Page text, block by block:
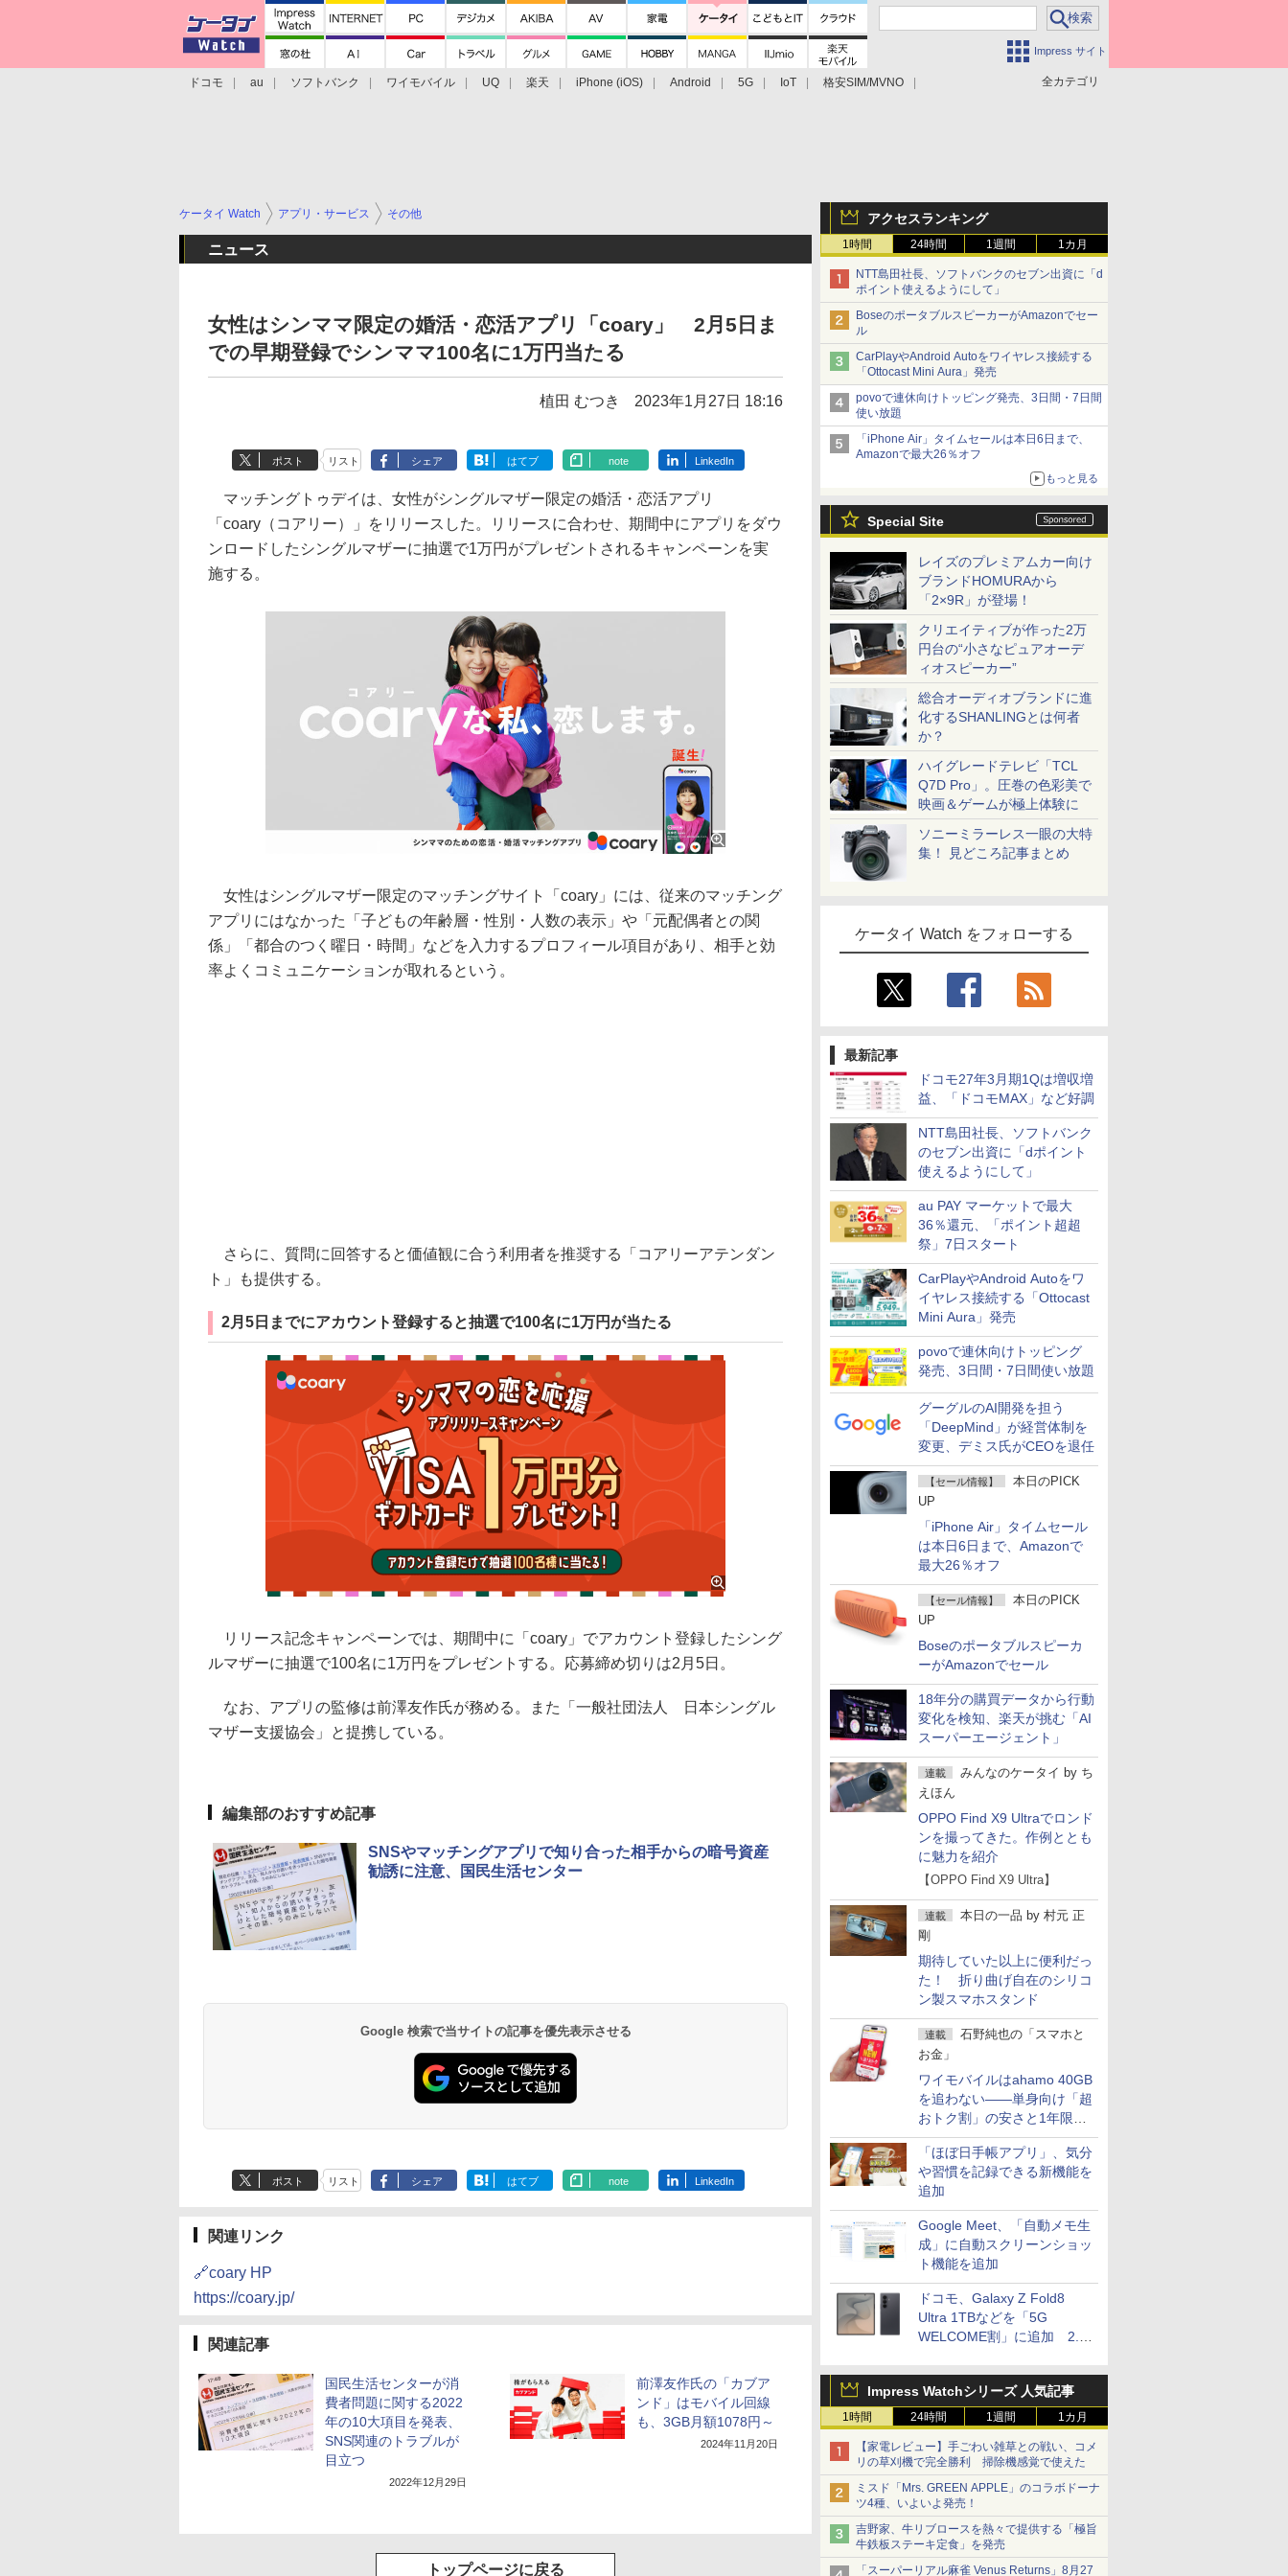
Impress サイト
全カテゴリ
ドコモ au ソフトバンク ワイモバイル UQ 楽天 iPhone (iOS) Android 5G IoT
格安SIM/MVNO
アクセスランキング
1時間 24時間 1週間 1カ月
NTT島田社長、ソフトバンクのセブン出資に「d
ポイント使えるようにして」
BoseのポータブルスピーカーがAmazonでセー
ル
CarPlayやAndroid Autoをワイヤレス接続する
「Ottocast Mini Aura」発売
povoで連休向けトッピング発売、3日間・7日間
使い放題
「iPhone Air」タイムセールは本日6日まで、
Amazonで最大26％オフ
もっと見る
Special Site
レイズのプレミアムカー向け
ブランドHOMURAから
「2×9R」が登場！
クリエイティブが作った2万
円台の“小さなピュアオーデ
ィオスピーカー”
総合オーディオブランドに進
化するSHANLINGとは何者
か？
ハイグレードテレビ「TCL
Q7D Pro」。圧巻の色彩美で
映画＆ゲームが極上体験に
ソニーミラーレス一眼の大特
集！ 見どころ記事まとめ
ケータイ Watch をフォローする
最新記事
ドコモ27年3月期1Qは増収増
益、「ドコモMAX」など好調
NTT島田社長、ソフトバンク
のセブン出資に「dポイント
使えるようにして」
au PAY マーケットで最大
36％還元、「ポイント超超
祭」7日スタート
CarPlayやAndroid Autoをワ
イヤレス接続する「Ottocast
Mini Aura」発売
povoで連休向けトッピング
発売、3日間・7日間使い放題
グーグルのAI開発を担う
「DeepMind」が経営体制を
変更、デミス氏がCEOを退任
【セール情報】
本日のPICK
UP
「iPhone Air」タイムセール
は本日6日まで、Amazonで
最大26％オフ
【セール情報】
本日のPICK
UP
Boseのポータブルスピーカ
ーがAmazonでセール
18年分の購買データから行動
変化を検知、楽天が挑む「AI
スーパーエージェント」
連載 みんなのケータイ by ち
えほん
OPPO Find X9 Ultraでロンド
ンを撮ってきた。作例ととも
に魅力を紹介
【OPPO Find X9 Ultra】
連載 本日の一品 by 村元 正
剛
期待していた以上に便利だっ
た！ 折り曲げ自在のシリコ
ン製スマホスタンド
連載
石野純也の「スマホと
お金」
ワイモバイルはahamo 40GB
を追わない――単身向け「超
おトク割」の安さと1年限定
の注意点
「ほぼ日手帳アプリ」、気分
や習慣を記録できる新機能を
追加
Google Meet、「自動メモ生
成」に自動スクリーンショッ
ト機能を追加
ドコモ、Galaxy Z Fold8
Ultra 1TBなどを「5G
WELCOME割」に追加 2.2
Impress Watchシリーズ 人気記事
1時間 24時間 1週間 1カ月
【家電レビュー】手ごわい雑草との戦い、コメ
リの草刈機で完全勝利 掃除機感覚で使えた
ミスド「Mrs. GREEN APPLE」のコラボドーナ
ツ4種、いよいよ発売！
吉野家、牛リブロースを熱々で提供する「極旨
牛鉄板ステーキ定食」を発売
「スーパーリアル麻雀 Venus Returns」8月27
ケータイ Watch アプリ・サービス その他
ニュース
女性はシンママ限定の婚活・恋活アプリ「coary」 2月5日ま
での早期登録でシンママ100名に1万円当たる
植田 むつき 2023年1月27日 18:16
ポスト リスト シェア はてブ note LinkedIn
マッチングトゥデイは、女性がシングルマザー限定の婚活・恋活アプリ
「coary（コアリー）」をリリースした。リリースに合わせ、期間中にアプリをダウ
ンロードしたシングルマザーに抽選で1万円がプレゼントされるキャンペーンを実
施する。
女性はシングルマザー限定のマッチングサイト「coary」には、従来のマッチング
アプリにはなかった「子どもの年齢層・性別・人数の表示」や「元配偶者との関
係」「都合のつく曜日・時間」などを入力するプロフィール項目があり、相手と効
率よくコミュニケーションが取れるという。
さらに、質問に回答すると価値観に合う利用者を推奨する「コアリーアテンダン
ト」も提供する。
2月5日までにアカウント登録すると抽選で100名に1万円が当たる
リリース記念キャンペーンでは、期間中に「coary」でアカウント登録したシング
ルマザーに抽選で100名に1万円をプレゼントする。応募締め切りは2月5日。
なお、アプリの監修は前澤友作氏が務める。また「一般社団法人 日本シングル
マザー支援協会」と提携している。
編集部のおすすめ記事
SNSやマッチングアプリで知り合った相手からの暗号資産
勧誘に注意、国民生活センター
Google 検索で当サイトの記事を優先表示させる
ポスト リスト シェア はてブ note LinkedIn
関連リンク
🔗coary HP
https://coary.jp/
関連記事
国民生活センターが消
費者問題に関する2022
年の10大項目を発表、
SNS関連のトラブルが
目立つ
2022年12月29日
前澤友作氏の「カブア
ンド」はモバイル回線
も、3GB月額1078円～
2024年11月20日
トップページに戻る